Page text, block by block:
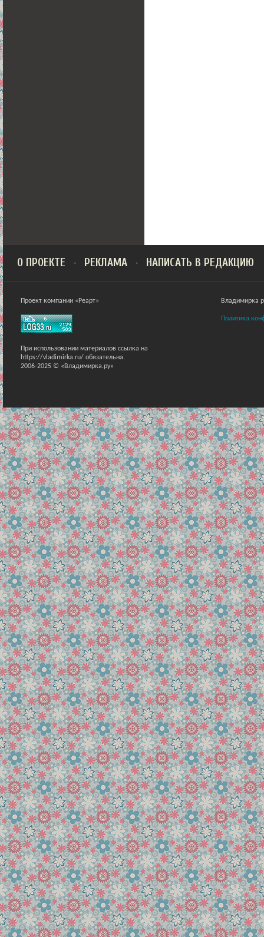
О ПРОЕКТЕ РЕКЛАМА НАПИСАТЬ В РЕДАКЦИЮ
Проект компании «Реарт»
При использовании материалов ссылка на
https://vladimirka.ru/ обязательна.
2006-2025 © «Владимирка.ру»
Владимирка
Политика